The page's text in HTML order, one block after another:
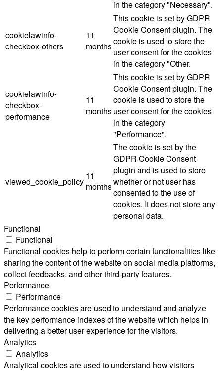
in the category "Necessary".
cookielawinfo-
checkbox-others
11
months
This cookie is set by GDPR
Cookie Consent plugin. The
cookie is used to store the
user consent for the cookies
in the category "Other.
cookielawinfo-
checkbox-
performance
11
months
This cookie is set by GDPR
Cookie Consent plugin. The
cookie is used to store the
user consent for the cookies
in the category
"Performance".
viewed_cookie_policy
11
months
The cookie is set by the
GDPR Cookie Consent
plugin and is used to store
whether or not user has
consented to the use of
cookies. It does not store any
personal data.
Functional
Functional
Functional cookies help to perform certain functionalities like
sharing the content of the website on social media platforms,
collect feedbacks, and other third-party features.
Performance
Performance
Performance cookies are used to understand and analyze
the key performance indexes of the website which helps in
delivering a better user experience for the visitors.
Analytics
Analytics
Analytical cookies are used to understand how visitors